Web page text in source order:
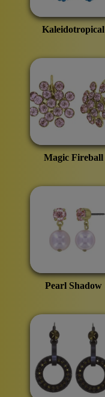
Kaleidotropical
Magic Fireball
Pearl Shadow